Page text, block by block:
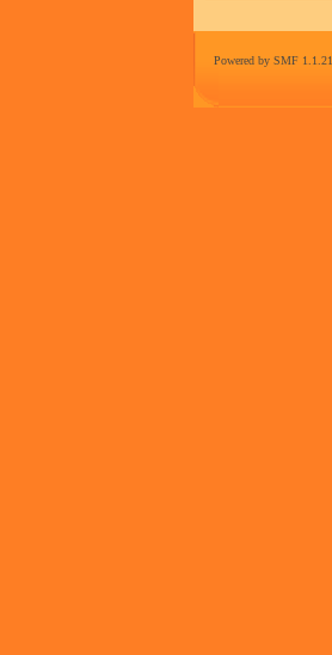
Powered by SMF 1.1.21